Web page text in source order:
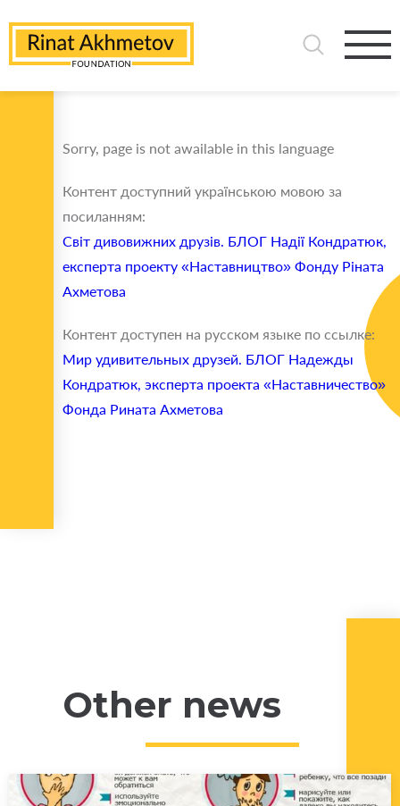
Sorry, page is not awailable in this language
Контент доступний українською мовою за
посиланням:
Світ дивовижних друзів. БЛОГ Надії Кондратюк,
експерта проекту «Наставництво» Фонду Ріната
Ахметова
Контент доступен на русском языке по ссылке:
Мир удивительных друзей. БЛОГ Надежды
Кондратюк, эксперта проекта «Наставничество»
Фонда Рината Ахметова
Other news